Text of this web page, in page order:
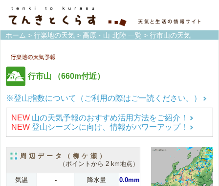
ホーム > 行楽地の天気 > 高原・山-北陸 一覧 > 行市山の天気
行市山 （660m付近）
※登山指数について（ご利用の際はご一読ください。）
NEW 山の天気予報のおすすめ活用方法をご紹介！
NEW 登山シーズンに向け、情報がパワーアップ！
周辺データ（柳ケ瀬）
（ポイントから 2 km地点）
気温 - 降水量
0.0mm